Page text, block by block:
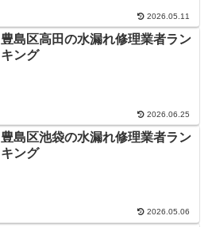
2026.05.11
豊島区高田の水漏れ修理業者ラン
キング
2026.06.25
豊島区池袋の水漏れ修理業者ラン
キング
2026.05.06